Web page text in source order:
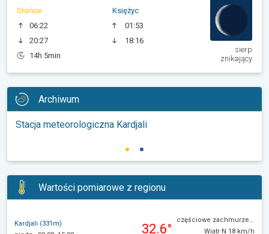
Słońce
06:22
20:27
14h 5min
Księżyc
01:53
18:16
sierp
znikający
Archiwum
Stacja meteorologiczna Kardjali
Wartości pomiarowe z regionu
Kardjali (331m)
32.6°
częściowe zachmurzenie
Wiatr N 18 km/h